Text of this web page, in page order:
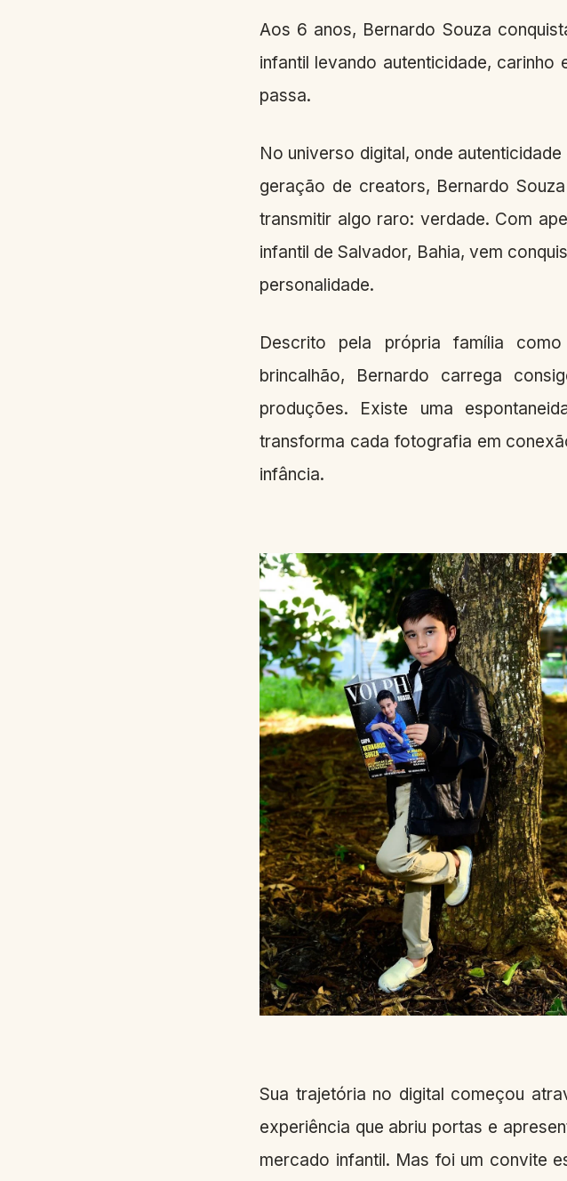
Aos 6 anos, Bernardo Souza
infantil levando autenticidade,
passa.
No universo digital, onde
geração de creators, Bernardo
transmitir algo raro: verdade. Com
infantil de Salvador, Bahia, vem
personalidade.
Descrito pela própria família
brincalhão, Bernardo carrega
produções. Existe uma
transforma cada fotografia em
infância.
Sua trajetória no digital começou
experiência que abriu portas e
mercado infantil. Mas foi um convite